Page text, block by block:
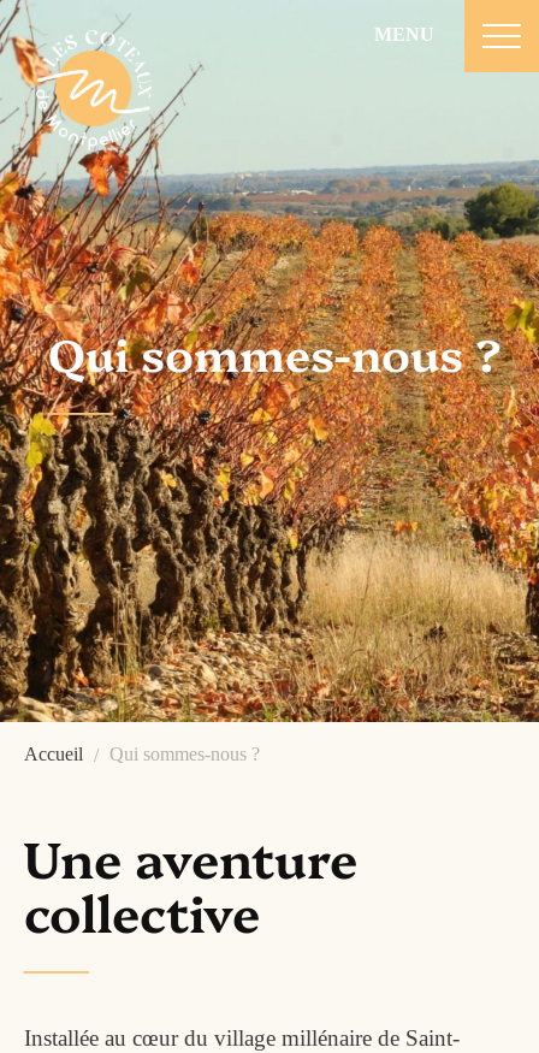
MENU
Qui sommes-nous ?
Accueil Qui sommes-nous ?
Une aventure
collective
Installée au cœur du village millénaire de Saint-